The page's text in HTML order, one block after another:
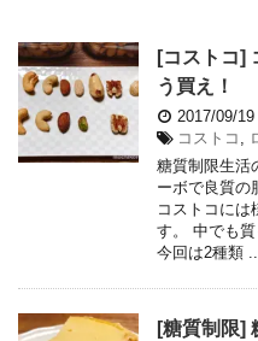
[コストコ]
う買え！
2017/09/19
コストコ ,
糖質制限生活
ーボで良質の
コストコには
す。 中でも質
今回は2種類
[糖質制限]